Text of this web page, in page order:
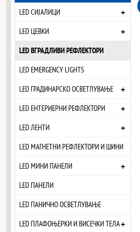
LED СИЈАЛИЦИ +
LED ЦЕВКИ +
LED ВГРАДЛИВИ РЕФЛЕКТОРИ
LED EMERGENCY LIGHTS
LED ГРАДИНАРСКО ОСВЕТЛУВАЊЕ
+
LED ЕНТЕРИЕРНИ РЕФЛЕКТОРИ +
LED ЛЕНТИ +
LED МАГНЕТНИ РЕФЛЕКТОРИ И ШИНИ
LED МИНИ ПАНЕЛИ
+
LED ПАНЕЛИ
LED ПАНИЧНО ОСВЕТЛУВАЊЕ
LED ПЛАФОЊЕРКИ И ВИСЕЧКИ ТЕЛА+